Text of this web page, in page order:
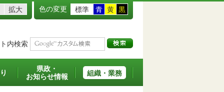
拡大 色の変更 標準 青 黄 黒
内検索
県政・
お知らせ情報
組織・業務